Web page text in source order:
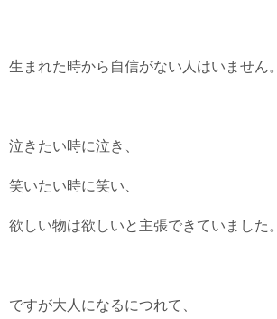
生まれた時から自信がない人はいません。
泣きたい時に泣き、
笑いたい時に笑い、
欲しい物は欲しいと主張できていました。
ですが大人になるにつれて、